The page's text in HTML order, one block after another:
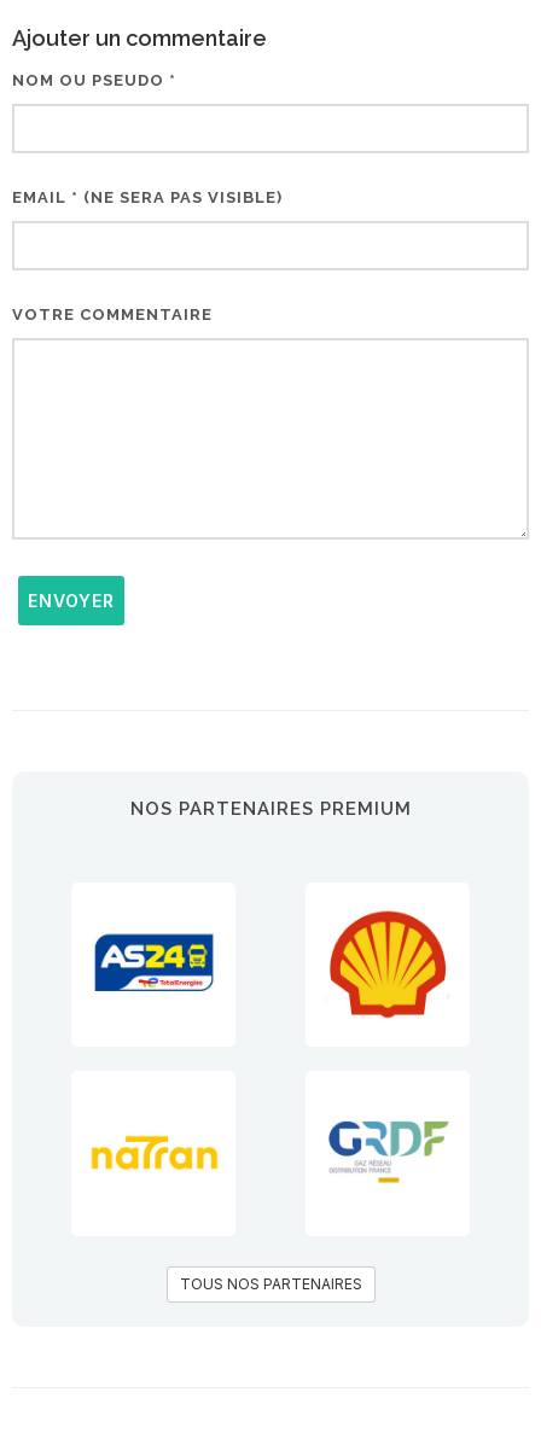
Ajouter un commentaire
NOM OU PSEUDO *
EMAIL * (NE SERA PAS VISIBLE)
VOTRE COMMENTAIRE
ENVOYER
NOS PARTENAIRES PREMIUM
TOUS NOS PARTENAIRES